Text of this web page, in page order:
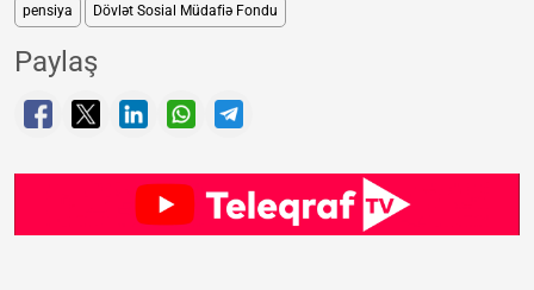
pensiya Dövlət Sosial Müdafiə Fondu
Paylaş